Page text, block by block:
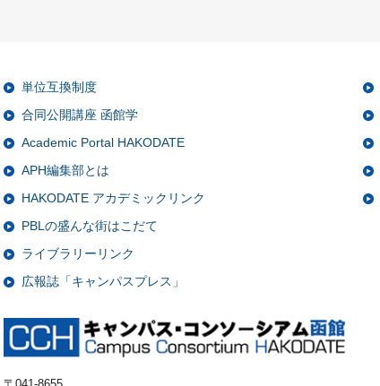
単位互換制度
合同公開講座 函館学
Academic Portal HAKODATE
APH編集部とは
HAKODATE アカデミックリンク
PBLの盛んな街はこだて
ライブラリーリンク
広報誌「キャンパスプレス」